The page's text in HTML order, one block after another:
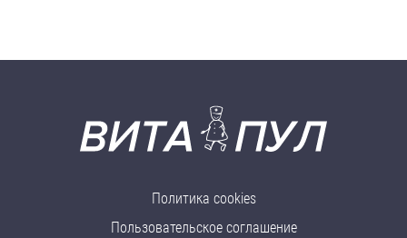
Политика cookies
Пользовательское соглашение